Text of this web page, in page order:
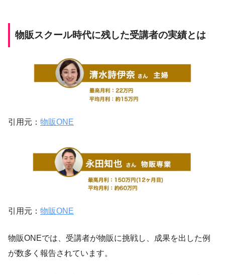
物販スクール時代に残した受講者の実績とは
引用元： 物販ONE
引用元： 物販ONE
物販ONEでは、受講者が物販に挑戦し、成果を出した例
が数多く報告されています。